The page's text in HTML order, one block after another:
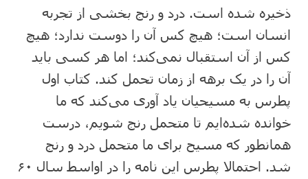
ذخیره شده است. درد و رنج بخشی از تجربه
انسان است؛ هیچ کس آن را دوست ندارد؛ هیچ
کس از آن استقبال نمی‌کند؛ اما هر کسی باید
آن را در یک برهه از زمان تحمل کند. کتاب اول
پطرس به مسیحیان یاد آوری می‌کند که ما
خوانده شده‌ایم تا متحمل رنج شویم، درست
همانطور که مسیح برای ما متحمل درد و رنج
شد. احتمالا پطرس این نامه را در اواسط سال ۶۰